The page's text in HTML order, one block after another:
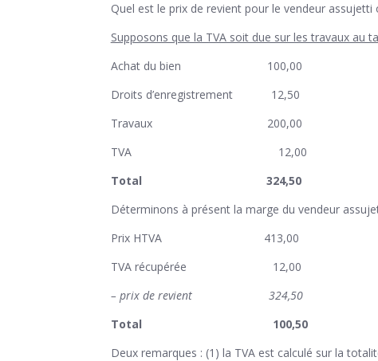
Quel est le prix de revient pour le vendeur
Supposons que la TVA soit due sur les travaux au
Achat du bien 100,00
Droits d’enregistrement 12,50
Travaux 200,00
TVA 12,00
Total 324,50
Déterminons à présent la marge du vendeur
Prix HTVA 413,00
TVA récupérée 12,00
– prix de revient 324,50
Total 100,50
Deux remarques : (1) la TVA est calculé sur la